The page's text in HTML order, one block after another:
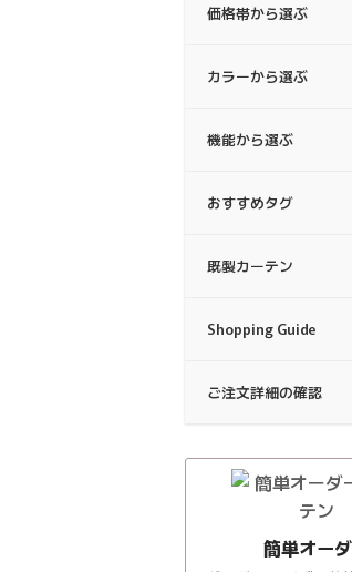
価格帯から選ぶ
カラーから選ぶ
機能から選ぶ
おすすめタグ
既製カーテン
Shopping Guide
ご注文詳細の確認
簡単オー